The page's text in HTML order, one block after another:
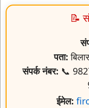
📝
पता:
संपर्क नंबर: 📞
ईमेल: